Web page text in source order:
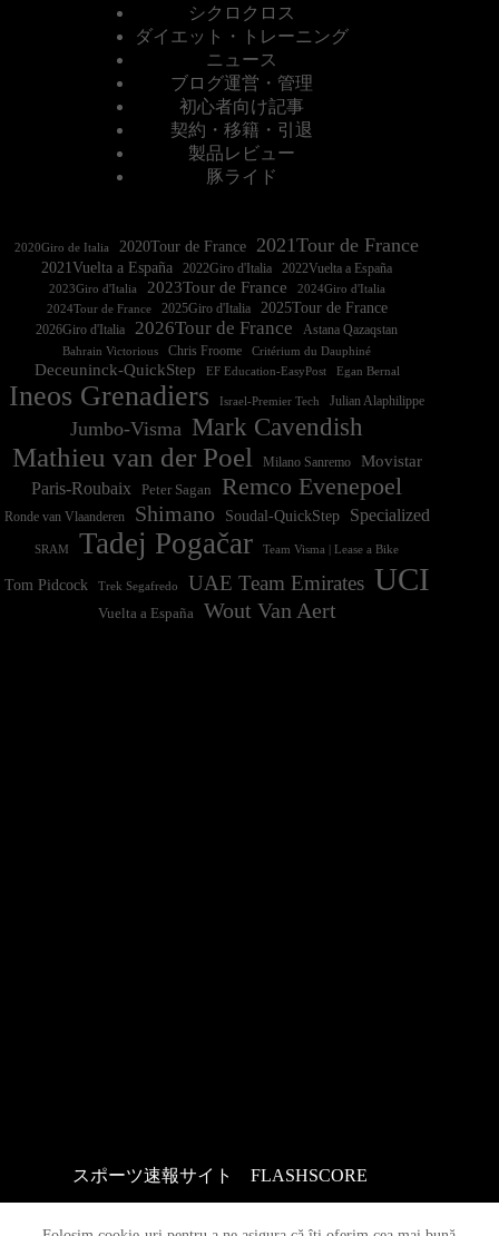
シクロクロス
ダイエット・トレーニング
ニュース
ブログ運営・管理
初心者向け記事
契約・移籍・引退
製品レビュー
豚ライド
2020Giro de Italia 2020Tour de France 2021Tour de France
2021Vuelta a España 2022Vuelta a España
2023Giro d'Italia 2023Tour de France
2024Tour de France
2025Giro d'Italia 2025Tour de France
2026Giro d'Italia 2026Tour de France Astana Qazaqstan
Bahrain Victorious Chris Froome Critérium du Dauphiné
Deceuninck-QuickStep EF Education-EasyPost Egan Bernal
Ineos Grenadiers Israel-Premier Tech Julian Alaphilippe
Jumbo-Visma Mark Cavendish
Mathieu van der Poel Milano Sanremo
Movistar
Paris-Roubaix
Peter Sagan Remco Evenepoel
Ronde van Vlaanderen Shimano Soudal-QuickStep Specialized
SRAM Tadej Pogačar Team Visma | Lease a Bike
Tom Pidcock Trek Segafredo UAE Team Emirates UCI
Vuelta a España Wout Van Aert
スポーツ速報サイト FLASHSCORE